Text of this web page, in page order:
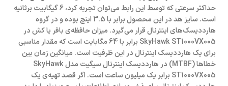
حداکثر سرعتی که توسط این رابط می‌توان تجربه کرد، 6 گیگابیت برثانیه
است. سایز هد در این محصول برابر با 3.5 اینچ بوده و در گروه
هارددیسک‌های اینترنال قرار می‌گیرد. میزان حافظه‌ی بافر یا کش در
SkyHawk ST1000VX005 برابر با 64 مگابایت است که مقدار مناسبی
برای یک هارددیسک اینترنال در این ظرفیت است. میانگین زمان بین
خطاها (MTBF) در هارددیسک اینترنال سیگیت مدل SkyHawk
ST1000VX005 برابر یک میلیون ساعت است. اگر قصد تهیه‌ی یک